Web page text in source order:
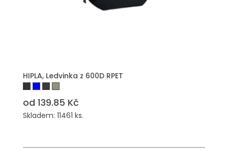
HIPLA, Ledvinka z 600D RPET
od 139.85 Kč
Skladem: 11461 ks.